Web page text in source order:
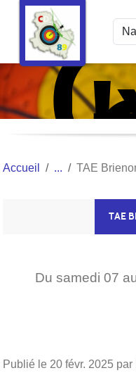
Accueil TAE
TAE
Du samedi 07
Publié le 20 févr. 2025 par
Panneau de gestion des